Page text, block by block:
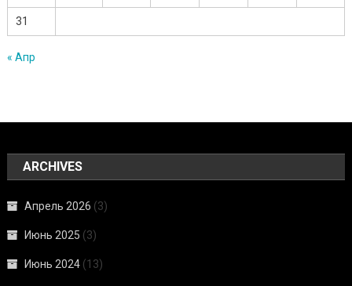
31
« Апр
ARCHIVES
Апрель 2026 (3)
Июнь 2025 (3)
Июнь 2024 (13)